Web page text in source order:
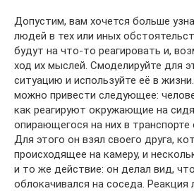
Допустим, вам хочется больше
людей в тех или иных
будут на что-то реагировать и,
ход их мыслей. Смоделируйте для
ситуацию и используйте её в
можно привести следующее:
как реагируют окружающие на
опирающегося на них в транспорте
Для этого он взял своего друга,
происходящее на камеру, и
и то же действие: он делал вид,
облокачивался на соседа.